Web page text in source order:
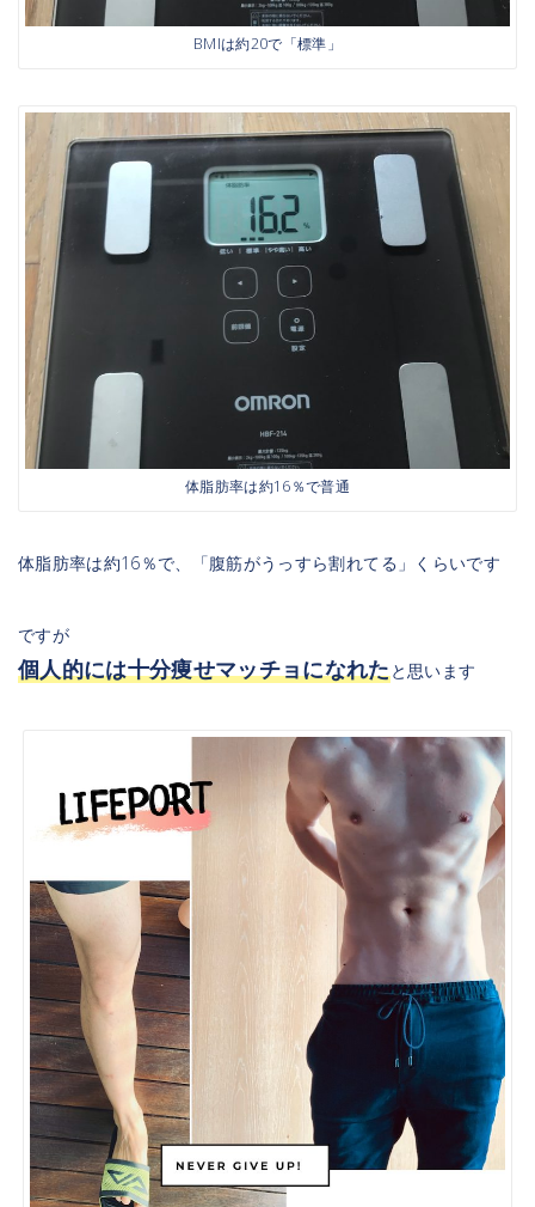
BMIは約20で「標準」
体脂肪率は約16％で普通
体脂肪率は約16％で、「腹筋がうっすら割れてる」くらいです
ですが
個人的には十分痩せマッチョになれた と思います